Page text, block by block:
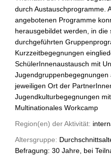
durch Austauschprogramme.
angebotenen Programme
herausgebildet werden, in die
durchgeführten
Kurzzeitbegegnungen
SchülerInnenaustausch mit
Jugendgruppenbegegnungen
jeweiligen Ort der
Jugendkulturbegegnungen
Multinationales Workcamp
Region(en) der Aktivität:
Altersgruppe:
Befragung: 30 Jahre, bei